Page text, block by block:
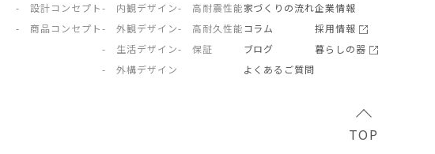
- 設計コンセプト
- 商品コンセプト
- 内観デザイン
- 外観デザイン
- 生活デザイン
- 外構デザイン
- 高耐震性能
- 高耐久性能
- 保証
家づくりの流れ
コラム
ブログ
よくあるご質問
企業情報
採用情報
暮らしの器
TOP